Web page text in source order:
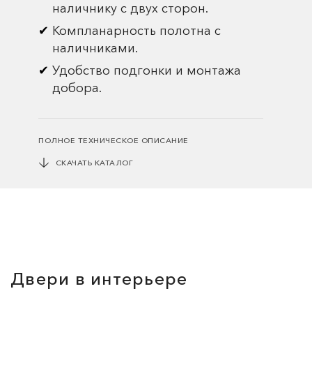
наличнику с двух сторон.
Компланарность полотна с
наличниками.
Удобство подгонки и монтажа
добора.
ПОЛНОЕ ТЕХНИЧЕСКОЕ ОПИСАНИЕ
СКАЧАТЬ КАТАЛОГ
Двери в интерьере